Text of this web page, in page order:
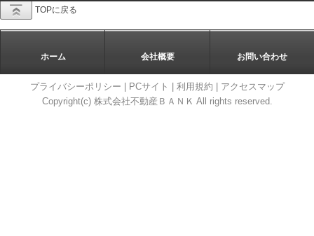
TOPに戻る
ホーム 会社概要 お問い合わせ
プライバシーポリシー PCサイト 利用規約
アクセスマップ
Copyright(c) 株式会社不動産ＢＡＮＫ All rights reserved.